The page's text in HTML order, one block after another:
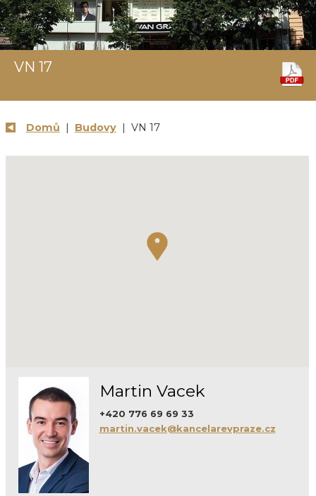
VN 17
Domů | Budovy| VN 17
Martin Vacek
+420 776 69 69 33
martin.vacek@kancelarevpraze.cz